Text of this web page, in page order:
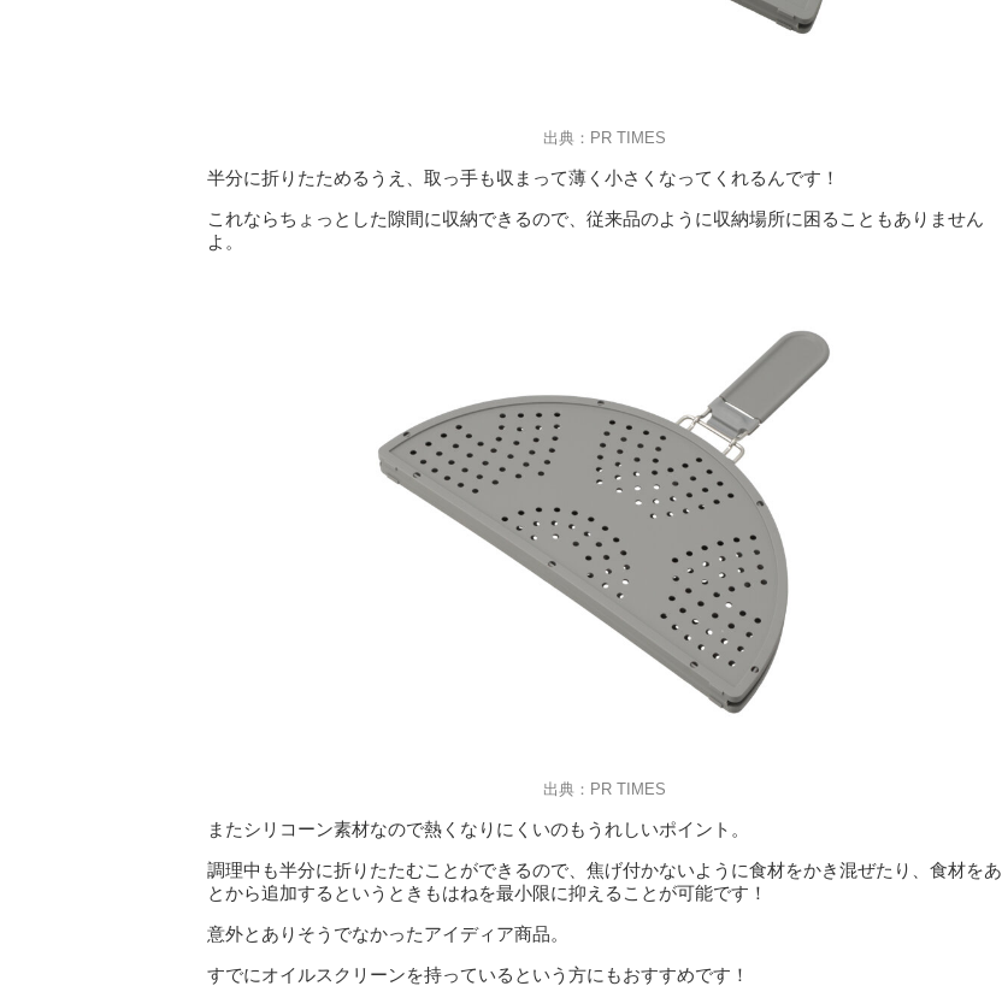
出典：PR TIMES
半分に折りたためるうえ、取っ手も収まって薄く小さくなってくれるんです！
これならちょっとした隙間に収納できるので、従来品のように収納場所に困ることもありません
よ。
出典：PR TIMES
またシリコーン素材なので熱くなりにくいのもうれしいポイント。
調理中も半分に折りたたむことができるので、焦げ付かないように食材をかき混ぜたり、食材をあ
とから追加するというときもはねを最小限に抑えることが可能です！
意外とありそうでなかったアイディア商品。
すでにオイルスクリーンを持っているという方にもおすすめです！